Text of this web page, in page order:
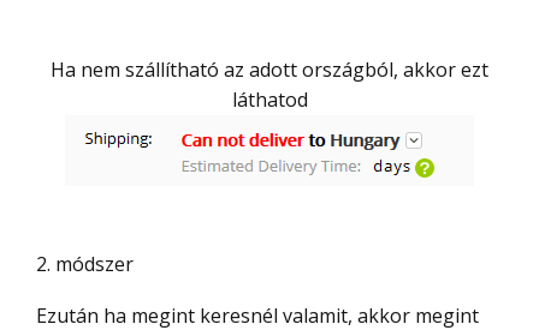
Ha nem szállítható az adott országból, akkor ezt
láthatod
2. módszer
Ezután ha megint keresnél valamit, akkor megint